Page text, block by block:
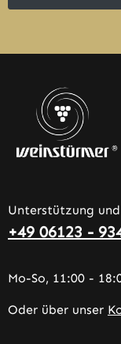
Unterstützung
+49 06123 -
Mo-So, 11:00 -
Oder über unser